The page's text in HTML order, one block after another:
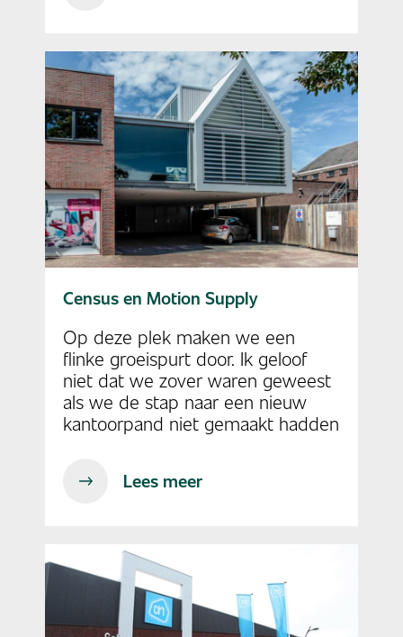
Census en Motion Supply
Op deze plek maken we een
flinke groeispurt door. Ik geloof
niet dat we zover waren geweest
als we de stap naar een nieuw
kantoorpand niet gemaakt hadden
Lees meer